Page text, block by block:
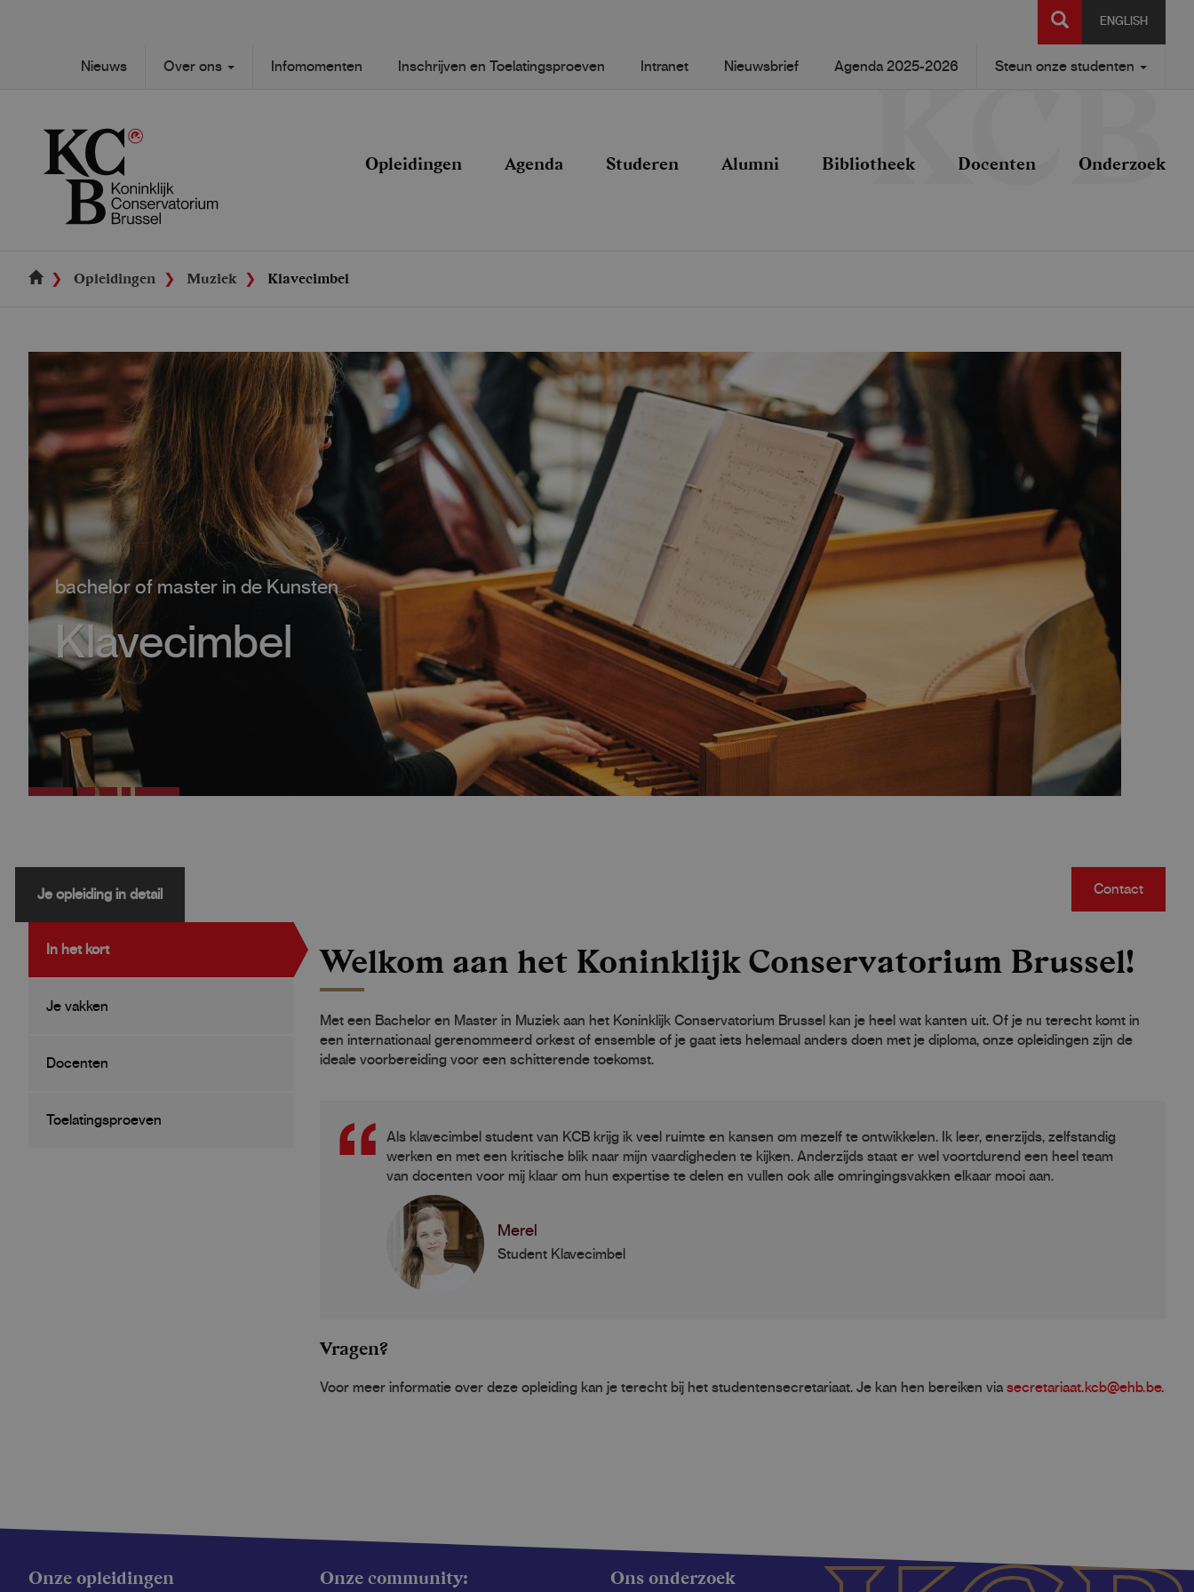
ENGLISH
SEARCH
Secondary
navigation
Nieuws Over ons Infomomenten Inschrijven en Toelatingsproeven Intranet Nieuwsbrief Agenda 2025-2026 Steun onze studenten
navigation
Opleidingen Agenda Studeren Alumni Bibliotheek Docenten Onderzoek
Opleidingen Muziek Klavecimbel
bachelor of master in de Kunsten
Klavecimbel
Je opleiding in detail
In het kort
Je vakken
Docenten
Toelatingsproeven
Contact
Welkom aan het Koninklijk Conservatorium Brussel!
Met een Bachelor en Master in Muziek aan het Koninklijk Conservatorium Brussel kan je heel wat kanten uit. Of je nu terecht komt in
een internationaal gerenommeerd orkest of ensemble of je gaat iets helemaal anders doen met je diploma, onze opleidingen zijn de
ideale voorbereiding voor een schitterende toekomst.
Als klavecimbel student van KCB krijg ik veel ruimte en kansen om mezelf te ontwikkelen. Ik leer, enerzijds, zelfstandig
werken en met een kritische blik naar mijn vaardigheden te kijken. Anderzijds staat er wel voortdurend een heel team
van docenten voor mij klaar om hun expertise te delen en vullen ook alle omringingsvakken elkaar mooi aan.
Merel
Student Klavecimbel
Vragen?
Voor meer informatie over deze opleiding kan je terecht bij het studentensecretariaat. Je kan hen bereiken via secretariaat.kcb@ehb.be.
Onze opleidingen Onze community: Ons onderzoek